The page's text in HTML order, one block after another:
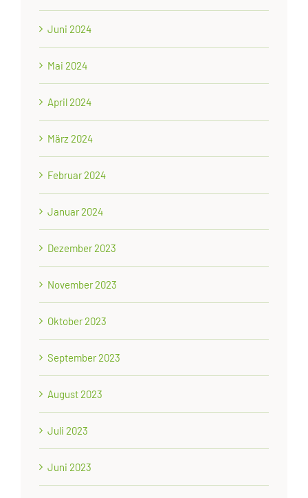
Juni 2024
Mai 2024
April 2024
März 2024
Februar 2024
Januar 2024
Dezember 2023
November 2023
Oktober 2023
September 2023
August 2023
Juli 2023
Juni 2023